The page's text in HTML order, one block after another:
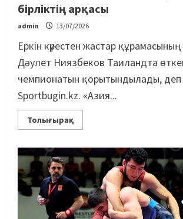
бірліктің арқасы
admin 13/07/2026
Еркін күрестен жастар құрамасының
Дәулет Ниязбеков Таиландта
чемпионатын қорытындылады,
Sportbugin.kz. «Азия...
Толығырақ